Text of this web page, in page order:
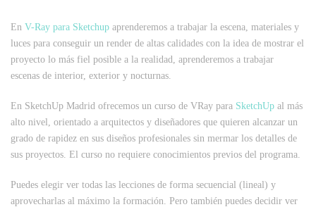
En V-Ray para Sketchup aprenderemos a trabajar la escena, materiales y
luces para conseguir un render de altas calidades con la idea de mostrar el
proyecto lo más fiel posible a la realidad, aprenderemos a trabajar
escenas de interior, exterior y nocturnas.
En SketchUp Madrid ofrecemos un curso de VRay para SketchUp al más
alto nivel, orientado a arquitectos y diseñadores que quieren alcanzar un
grado de rapidez en sus diseños profesionales sin mermar los detalles de
sus proyectos. El curso no requiere conocimientos previos del programa.
Puedes elegir ver todas las lecciones de forma secuencial (lineal) y
aprovecharlas al máximo la formación. Pero también puedes decidir ver